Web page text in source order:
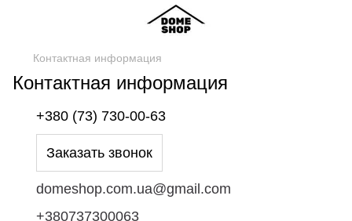
Контактная информация
Контактная информация
+380 (73) 730-00-63
Заказать звонок
domeshop.com.ua@gmail.com
+380737300063